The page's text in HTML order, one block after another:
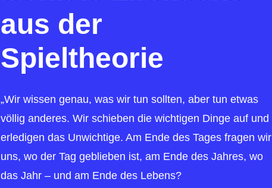
aus der
Spieltheorie
„Wir wissen genau, was wir tun sollten, aber tun etwas
völlig anderes. Wir schieben die wichtigen Dinge auf und
erledigen das Unwichtige. Am Ende des Tages fragen wir
uns, wo der Tag geblieben ist, am Ende des Jahres, wo
das Jahr – und am Ende des Lebens?